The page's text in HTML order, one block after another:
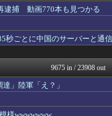
逮捕 動画770本も見つかる
秒ごとに中国のサーバーと通信
9675 in / 23908 out
」陸軍「え？」